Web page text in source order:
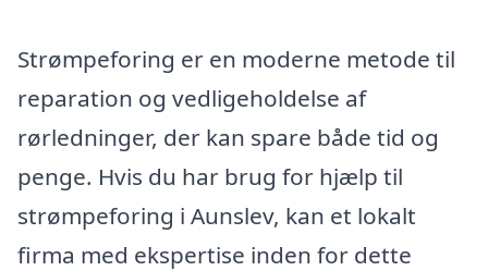
Strømpeforing er en moderne metode til
reparation og vedligeholdelse af
rørledninger, der kan spare både tid og
penge. Hvis du har brug for hjælp til
strømpeforing i Aunslev, kan et lokalt
firma med ekspertise inden for dette